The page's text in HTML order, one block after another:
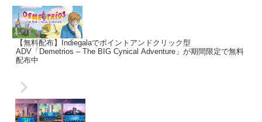
【無料配布】Indiegalaでポイントアンドクリック型
ADV「Demetrios – The BIG Cynical Adventure」が期間限定で無料
配布中